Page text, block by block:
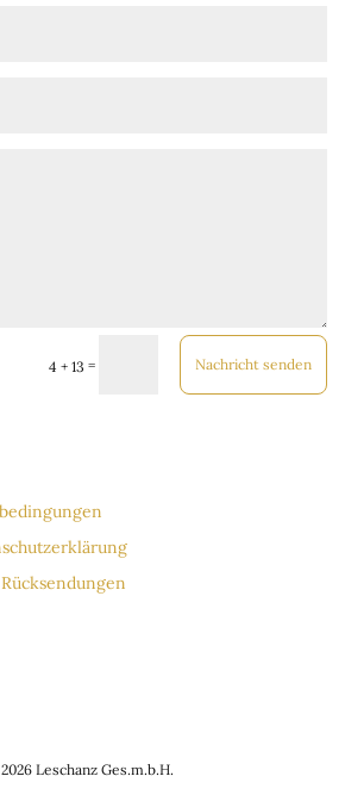
4 + 13 = Nachricht senden
Leschanz Ges.m.b.H.